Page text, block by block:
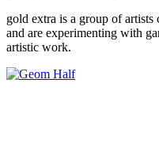
gold extra is a group of
and are experimenting with
artistic work.